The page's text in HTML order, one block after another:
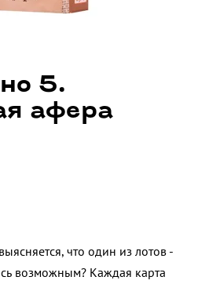
5.
афера
что один из лотов -
возможным? Каждая карта